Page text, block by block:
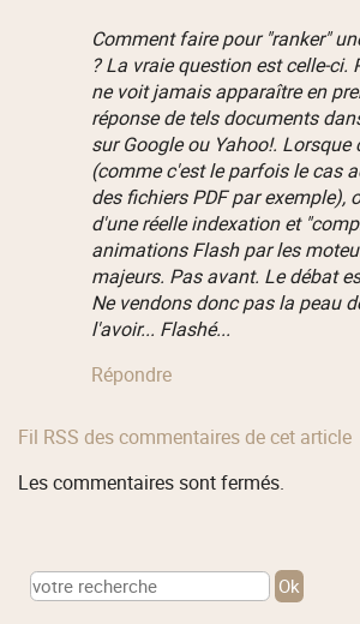
Comment faire pour "ranker"
? La vraie question est celle-ci.
ne voit jamais apparaître en
réponse de tels documents
sur Google ou Yahoo!. Lorsque
(comme c'est le parfois le cas
des fichiers PDF par exemple),
d'une réelle indexation et
animations Flash par les
majeurs. Pas avant. Le débat
Ne vendons donc pas la peau
l'avoir... Flashé...
Répondre
Fil RSS des commentaires de cet article
Les commentaires sont fermés.